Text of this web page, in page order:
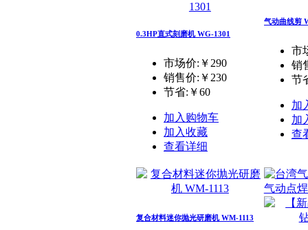
0.3HP直式刻磨机 WG-1301
市场价:￥290
销售价: ￥230
节省: ￥60
加入购物车
加入收藏
查看详细
气动曲线剪
市
销
节
加
加
查
复合材料迷你抛光研磨机 WM-1113
气动点